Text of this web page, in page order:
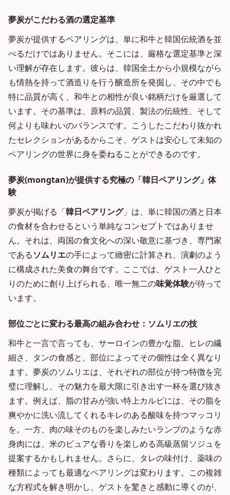
夢炭がこだわる酒の選定基準
夢炭が提供するペアリングは、単に和牛と韓国伝統酒を並
べるだけではありません。そこには、厳格な選定基準と深
い理解が存在します。彼らは、韓国全土から小規模ながら
も情熱を持って酒造りを行う醸造所を発掘し、その中でも
特に品質が高く、和牛との相性が良い銘柄だけを厳選して
います。その基準は、原料の品質、製法の伝統性、そして
何よりも味わいのバランスです。こうしたこだわり抜かれ
たセレクションがあるからこそ、ゲストは安心して未知の
ペアリングの世界に身を委ねることができるのです。
夢炭(mongtan)が提供する究極の「韓日ペアリング」体
験
夢炭が掲げる「韓日ペアリング」は、単に韓国の酒と日本
の食材を合わせるという単純なコンセプトではありませ
ん。それは、両国の食文化への深い敬意に基づき、専門家
であるソムリエの手によって緻密に計算され、演劇のよう
に構成された美食の舞台です。ここでは、ゲスト一人ひと
りのために創り上げられる、唯一無二の味覚体験が待って
います。
部位ごとに変わる最高の組み合わせ：ソムリエの技
和牛と一言で言っても、サーロインの豊かな脂、ヒレの繊
細さ、タンの食感と、部位によってその個性は全く異なり
ます。夢炭のソムリエは、それぞれの部位が持つ特徴を完
璧に理解し、その魅力を最大限に引き出す一杯を選び抜き
ます。例えば、脂の甘みが強い特上カルビには、その脂を
爽やかに洗い流してくれるキレのある酸味を持つマッコリ
を。一方、肉の味そのものを楽しみたいランプのような赤
身肉には、米のピュアな香りを楽しめる高級蒸留ソジュを
提案するかもしれません。さらに、タレの味付け、薬味の
種類によっても最適なペアリングは変わります。この複雑
な方程式を解き明かし、ゲストを驚きと感動に導くのが、